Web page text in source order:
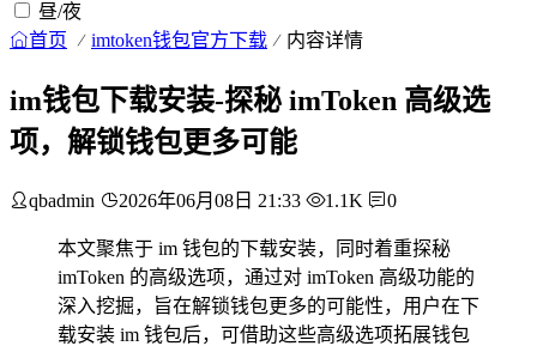
昼/夜
首页 imtoken钱包官方下载 内容详情
im钱包下载安装-探秘 imToken 高级选
项，解锁钱包更多可能
qbadmin 2026年06月08日 21:33 1.1K 0
本文聚焦于 im 钱包的下载安装，同时着重探秘
imToken 的高级选项，通过对 imToken 高级功能的
深入挖掘，旨在解锁钱包更多的可能性，用户在下
载安装 im 钱包后，可借助这些高级选项拓展钱包